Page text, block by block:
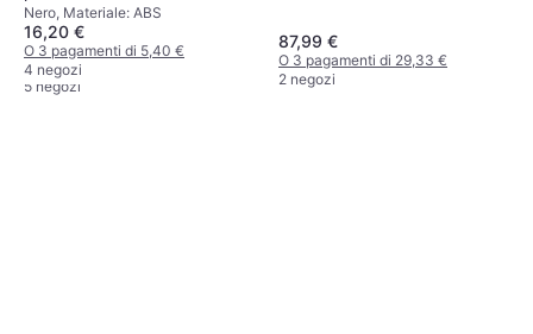
Rullo T1S
Bianco
100,82 €
O 3 pagamenti di 33,60 €
5 negozi
120x240cm
Nero, Materiale: ABS
16,20 €
O 3 pagamenti di 5,40 €
4 negozi
87,99 €
O 3 pagamenti di 29,33 €
2 negozi